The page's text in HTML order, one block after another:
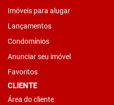
Imóveis para alugar
Lançamentos
Condomínios
Anunciar seu imóvel
Favoritos
CLIENTE
Área do cliente